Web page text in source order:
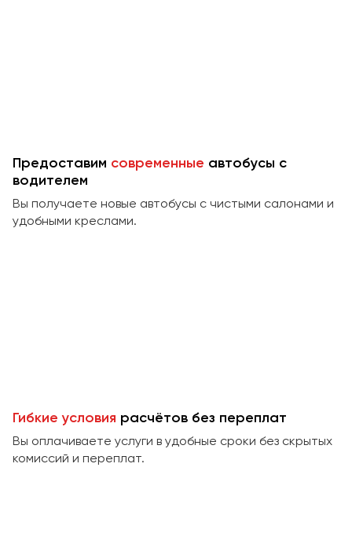
Предоставим современные автобусы с
водителем
Вы получаете новые автобусы с чистыми салонами и
удобными креслами.
Гибкие условия расчётов без переплат
Вы оплачиваете услуги в удобные сроки без скрытых
комиссий и переплат.